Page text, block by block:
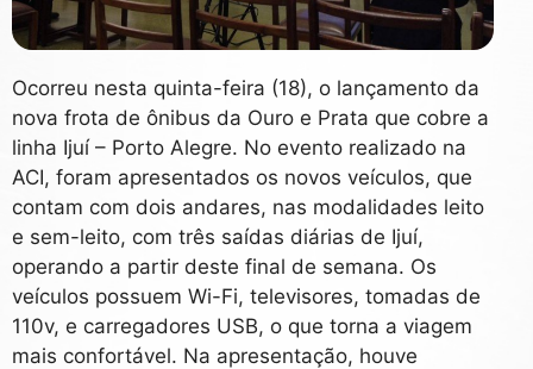
Ocorreu nesta quinta-feira (18), o lançamento da
nova frota de ônibus da Ouro e Prata que cobre a
linha Ijuí – Porto Alegre. No evento realizado na
ACI, foram apresentados os novos veículos, que
contam com dois andares, nas modalidades leito
e sem-leito, com três saídas diárias de Ijuí,
operando a partir deste final de semana. Os
veículos possuem Wi-Fi, televisores, tomadas de
110v, e carregadores USB, o que torna a viagem
mais confortável. Na apresentação, houve